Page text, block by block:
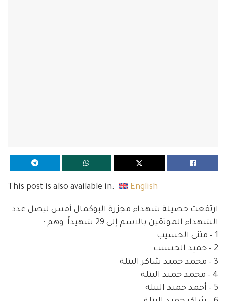
This post is also available in: English
ارتفعت حصيلة شهداء مجزرة البوكمال أمس ليصل عدد
الشهداء الموثقين بالاسم إلى 29 شهيداً وهم :
1 – مثنى الحسيب
2 – حميد الحسيب
3 – محمد حميد شاكر البتلة
4 – محمد حميد البتلة
5 – أحمد حميد البتلة